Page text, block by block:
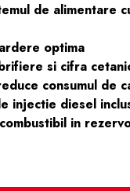
de alimentare
optima
si cifra
consumul de
injectie diesel
in